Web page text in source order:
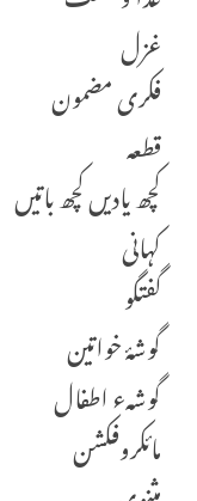
غزل
فکری مضمون
قطعہ
کچھ یادیں کچھ باتیں
کہانی
گفتگو
گوشۂ خواتین
گوشہء اطفال
مائکروفکشن